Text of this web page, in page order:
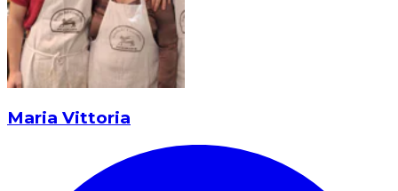
Maria Vittoria